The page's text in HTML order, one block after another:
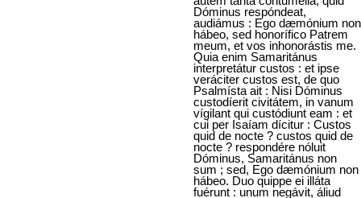
Dóminus respóndeat,
audiámus : Ego dæmónium non
hábeo, sed honorífico Patrem
meum, et vos inhonorástis me.
Quia enim Samaritánus
interpretátur custos : et ipse
veráciter custos est, de quo
Psalmísta ait : Nisi Dóminus
custodíerit civitátem, in vanum
vígilant qui custódiunt eam : et
cui per Isaíam dícitur : Custos
quid de nocte ? custos quid de
nocte ? respondére nóluit
Dóminus, Samaritánus non
sum ; sed, Ego dæmónium non
hábeo. Duo quippe ei illáta
fuérunt : unum negávit, áliud